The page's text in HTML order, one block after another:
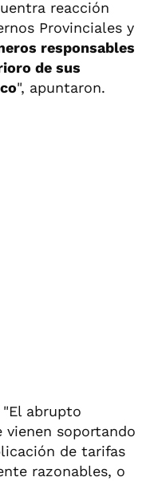
reacción
Provinciales y
responsables
de sus
", apuntaron.
abrupto
vienen soportando
de tarifas
razonables, o